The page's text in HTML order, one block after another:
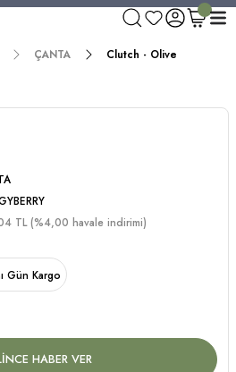
Alışverişlerde Kargo Bedava!
Shipping!
ÇANTA Clutch - Olive
TL (%4,00 havale indirimi)
Gün Kargo
HABER VER